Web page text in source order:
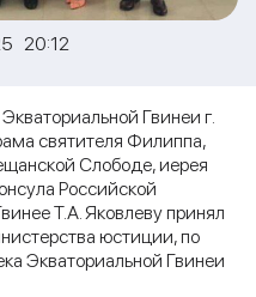
20:12
Гвинеи г.
святителя Филиппа,
Слободе, иерея
Российской
Т.А. Яковлеву принял
юстиции, по
Экваториальной Гвинеи